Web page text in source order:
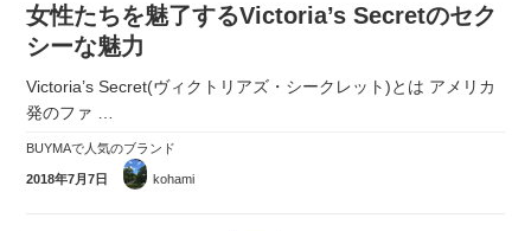
女性たちを魅了するVictoria’s Secretのセク
シーな魅力
Victoria’s Secret(ヴィクトリアズ・シークレット)とは アメリカ
発のファ
BUYMAで人気のブランド
2018年7月7日 kohami